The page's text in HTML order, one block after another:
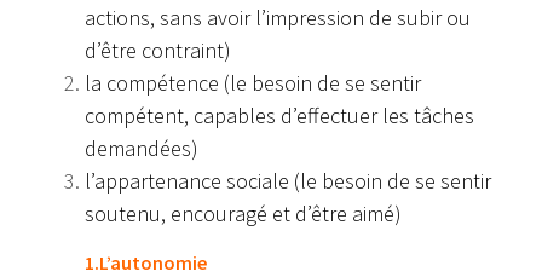
actions, sans avoir l’impression de subir ou
d’être contraint)
la compétence (le besoin de se sentir
compétent, capables d’effectuer les tâches
demandées)
l’appartenance sociale (le besoin de se sentir
soutenu, encouragé et d’être aimé)
1.L’autonomie